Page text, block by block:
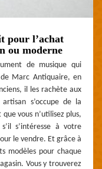
pour l’achat
ou moderne
de musique qui
Marc Antiquaire, en
il les rachète aux
s’occupe de la
vous n’utilisez plus,
s’intéresse à votre
le vendre. Et grâce à
modèles pour chaque
Vous y trouverez